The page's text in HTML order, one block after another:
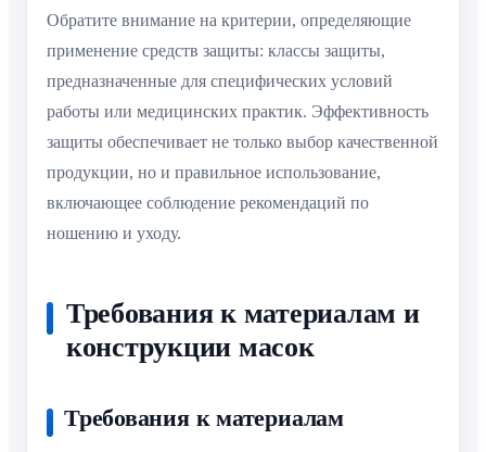
Обратите внимание на критерии, определяющие
применение средств защиты: классы защиты,
предназначенные для специфических условий
работы или медицинских практик. Эффективность
защиты обеспечивает не только выбор качественной
продукции, но и правильное использование,
включающее соблюдение рекомендаций по
ношению и уходу.
Требования к материалам и
конструкции масок
Требования к материалам